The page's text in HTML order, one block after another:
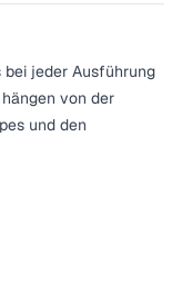
bei jeder Ausführung
von der
und den